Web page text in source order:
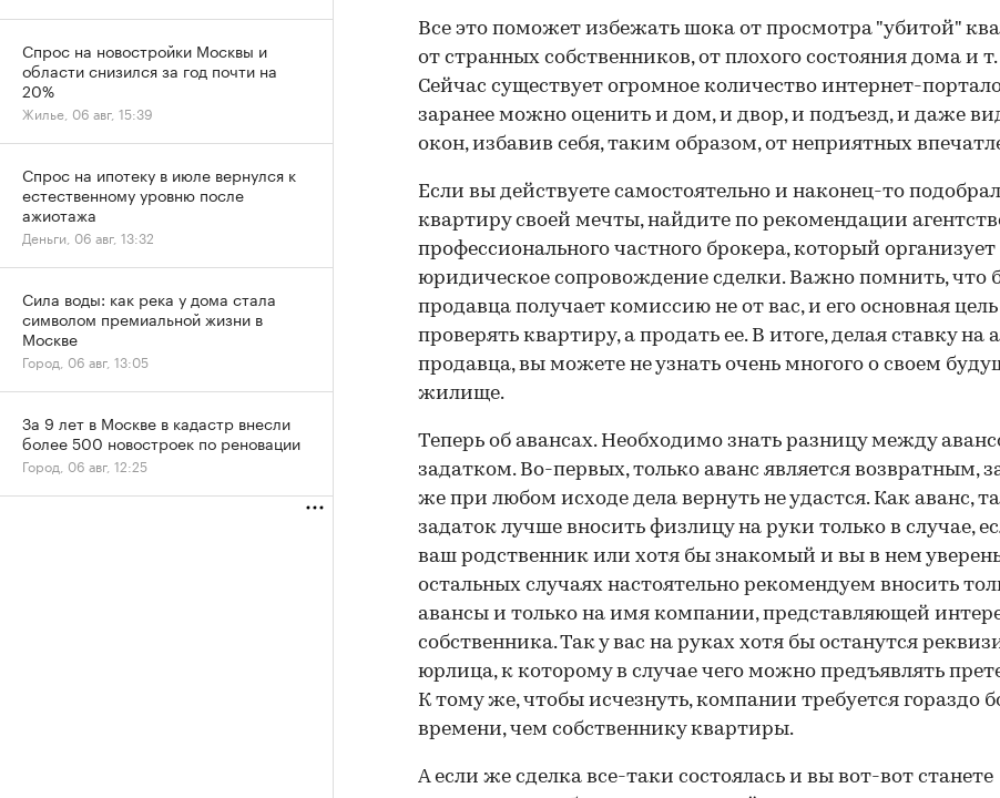
Все это поможет избежать шока от просмотра "убитой"
от странных собственников, от плохого состояния дома и т.
Сейчас существует огромное количество интернет-
заранее можно оценить и дом, и двор, и подъезд, и даже
окон, избавив себя, таким образом, от неприятных
Если вы действуете самостоятельно и наконец-то
квартиру своей мечты, найдите по рекомендации
профессионального частного брокера, который
юридическое сопровождение сделки. Важно помнить, что
продавца получает комиссию не от вас, и его основная
проверять квартиру, а продать ее. В итоге, делая ставку на
продавца, вы можете не узнать очень многого о своем
жилище.
Теперь об авансах. Необходимо знать разницу между
задатком. Во-первых, только аванс является возвратным,
же при любом исходе дела вернуть не удастся. Как аванс,
задаток лучше вносить физлицу на руки только в случае,
ваш родственник или хотя бы знакомый и вы в нем
остальных случаях настоятельно рекомендуем вносить
авансы и только на имя компании, представляющей
собственника. Так у вас на руках хотя бы останутся
юрлица, к которому в случае чего можно предъявлять
К тому же, чтобы исчезнуть, компании требуется гораздо
времени, чем собственнику квартиры.
А если же сделка все-таки состоялась и вы вот-вот станете
Спрос на новостройки Москвы и
области снизился за год почти на
20%
Жилье, 06 авг, 15:39
Спрос на ипотеку в июле вернулся к
естественному уровню после
ажиотажа
Деньги, 06 авг, 13:32
Сила воды: как река у дома стала
символом премиальной жизни в
Москве
Город, 06 авг, 13:05
За 9 лет в Москве в кадастр внесли
более 500 новостроек по реновации
Город, 06 авг, 12:25